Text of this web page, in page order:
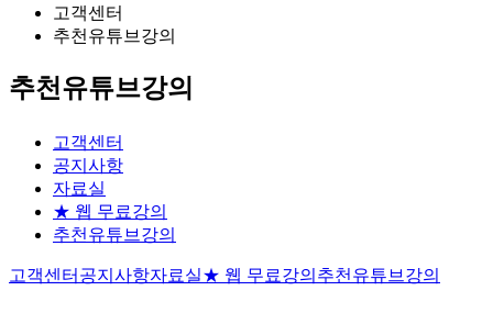
고객센터
추천유튜브강의
추천유튜브강의
고객센터
공지사항
자료실
★ 웹 무료강의
추천유튜브강의
고객센터 공지사항자료실★ 웹 무료강의 추천유튜브강의